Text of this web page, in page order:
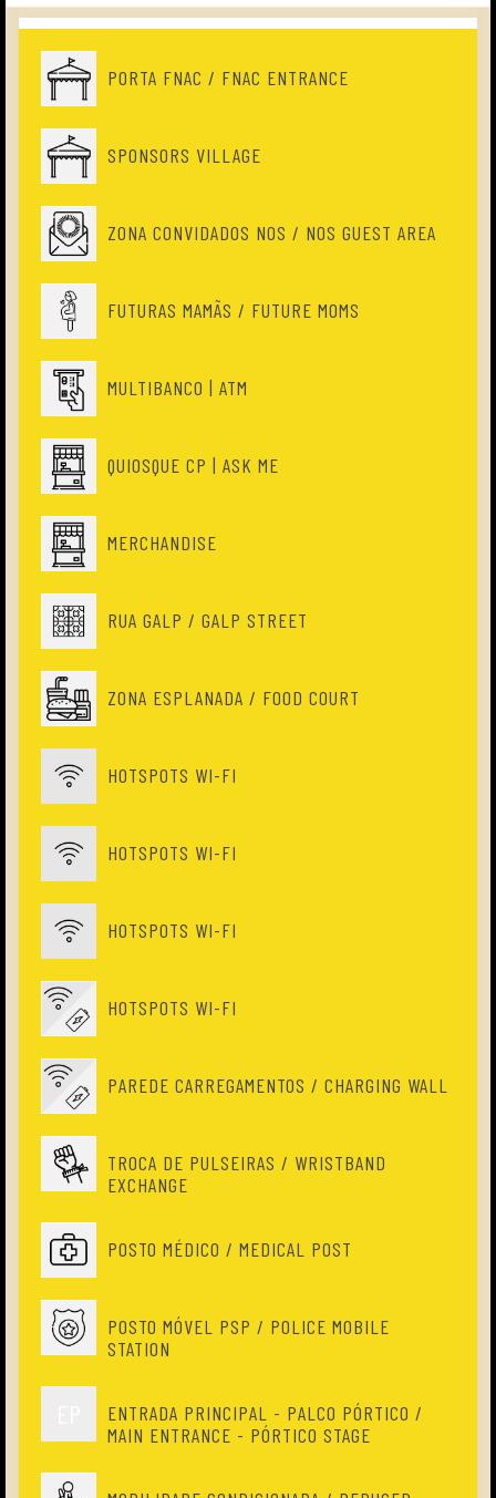
PORTA FNAC / FNAC ENTRANCE
SPONSORS VILLAGE
ZONA CONVIDADOS NOS / NOS GUEST AREA
FUTURAS MAMÃS / FUTURE MOMS
MULTIBANCO | ATM
QUIOSQUE CP | ASK ME
MERCHANDISE
RUA GALP / GALP STREET
ZONA ESPLANADA / FOOD COURT
HOTSPOTS WI-FI
HOTSPOTS WI-FI
HOTSPOTS WI-FI
HOTSPOTS WI-FI
PAREDE CARREGAMENTOS / CHARGING WALL
TROCA DE PULSEIRAS / WRISTBAND
EXCHANGE
POSTO MÉDICO / MEDICAL POST
POSTO MÓVEL PSP / POLICE MOBILE
STATION
ENTRADA PRINCIPAL - PALCO PÓRTICO /
MAIN ENTRANCE - PÓRTICO STAGE